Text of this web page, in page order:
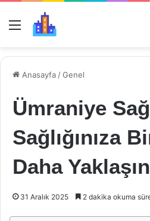
Menü
Anasayfa /Genel
Ümraniye
Sağlığınıza
Daha Yaklaşın
31 Aralık 2025 2 dakika okuma